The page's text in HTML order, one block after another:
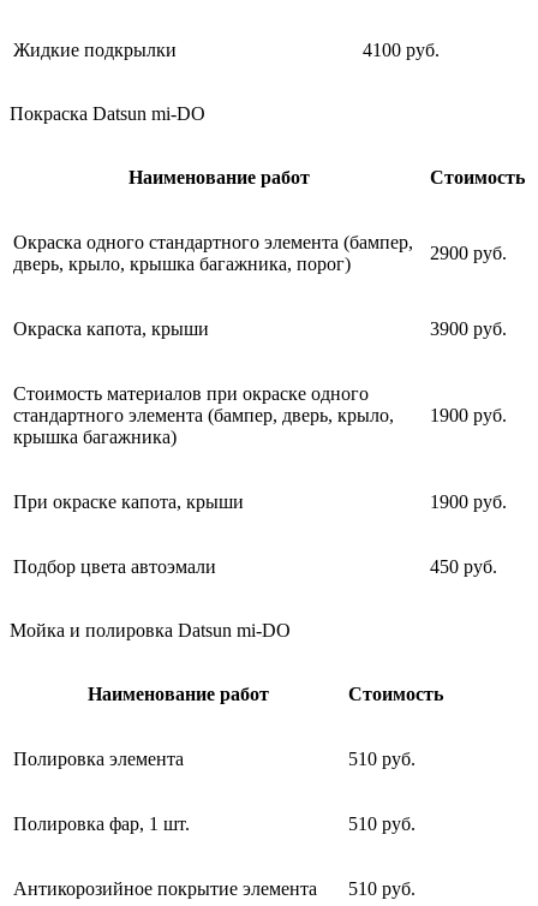
Жидкие подкрылки 4100 руб.
Покраска Datsun mi-DO
Наименование работ Стоимость
Окраска одного стандартного элемента (бампер,
дверь, крыло, крышка багажника, порог)
2900 руб.
Окраска капота, крыши 3900 руб.
Стоимость материалов при окраске одного
стандартного элемента (бампер, дверь, крыло,
крышка багажника)
1900 руб.
При окраске капота, крыши 1900 руб.
Подбор цвета автоэмали 450 руб.
Мойка и полировка Datsun mi-DO
Наименование работ Стоимость
Полировка элемента 510 руб.
Полировка фар, 1 шт. 510 руб.
Антикорозийное покрытие элемента 510 руб.